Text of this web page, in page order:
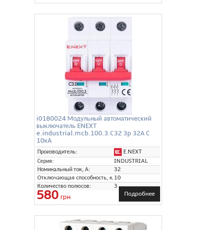
i0180024 Модульный автоматический
выключатель ENEXT
e.industrial.mcb.100.3.C32 3p 32А C
10кА
Производитель:
E.NEXT
Серия:
INDUSTRIAL
Номинальный ток, А:
32
Отключающая способность, кА:10
Количество полюсов:
3
580 грн Подробнее